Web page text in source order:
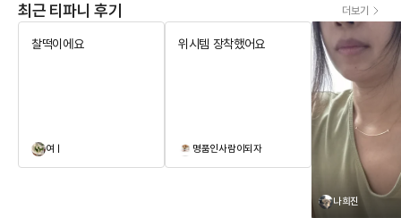
최근 티파니 후기 더보기
찰떡이에요
여ㅣ
위시템 장착했어요
명품인사람이되자
나희진